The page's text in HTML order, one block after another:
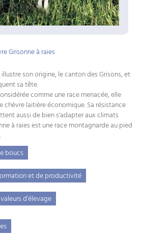
Grisonne à raies
son origine, le canton des Grisons, et
sa tête.
comme une race menacée, elle
chèvre laitière économique. Sa résistance
aussi de bien s'adapter aux climats
à raies est une race montagnarde au pied
boucs
et de productivité
d’élevage